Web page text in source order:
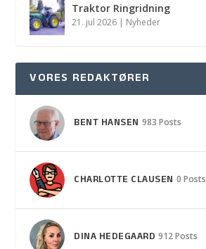
Traktor Ringridning
21. jul 2026 | Nyheder
VORES REDAKTØRER
BENT HANSEN 983 Posts
CHARLOTTE CLAUSEN 0 Posts
DINA HEDEGAARD 912 Posts